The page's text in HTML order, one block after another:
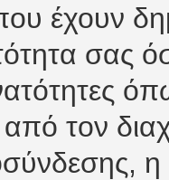
έχουν
σας
τον
η